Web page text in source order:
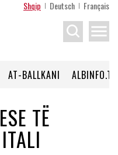
Shqip Deutsch Français
menu
AT-BALLKANI ALBINFO.TV
TË